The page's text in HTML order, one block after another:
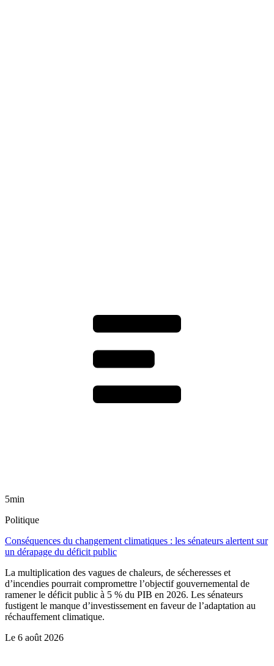
5min
Politique
Conséquences du changement climatiques : les sénateurs alertent sur
un dérapage du déficit public
La multiplication des vagues de chaleurs, de sécheresses et
d’incendies pourrait compromettre l’objectif gouvernemental de
ramener le déficit public à 5 % du PIB en 2026. Les sénateurs
fustigent le manque d’investissement en faveur de l’adaptation au
réchauffement climatique.
Le 6 août 2026